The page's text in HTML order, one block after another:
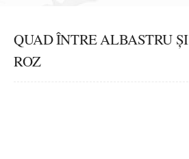
QUAD ÎNTRE ALBASTRU ȘI
ROZ